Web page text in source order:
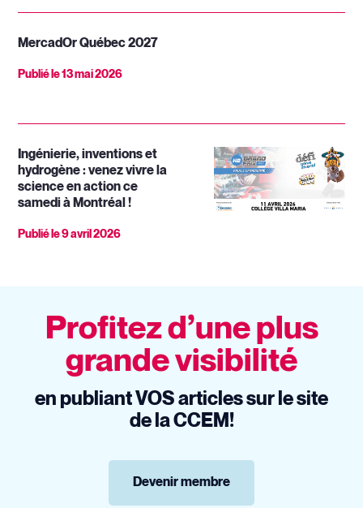
MercadOr Québec 2027
Publié le13 mai 2026
Ingénierie, inventions et
hydrogène : venez vivre la
science en action ce
samedi à Montréal !
Publié le9 avril 2026
Profitez d’une plus
grande visibilité
en publiant VOS articles sur le site
de la CCEM!
Devenir membre